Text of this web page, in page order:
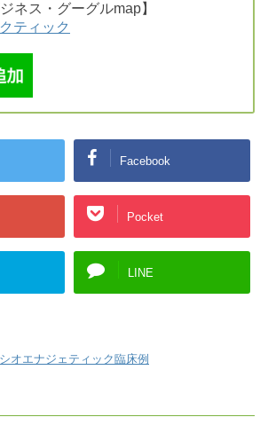
ネス・グーグルmap】
ティック
Facebook
Pocket
LINE
オエナジェティック臨床例